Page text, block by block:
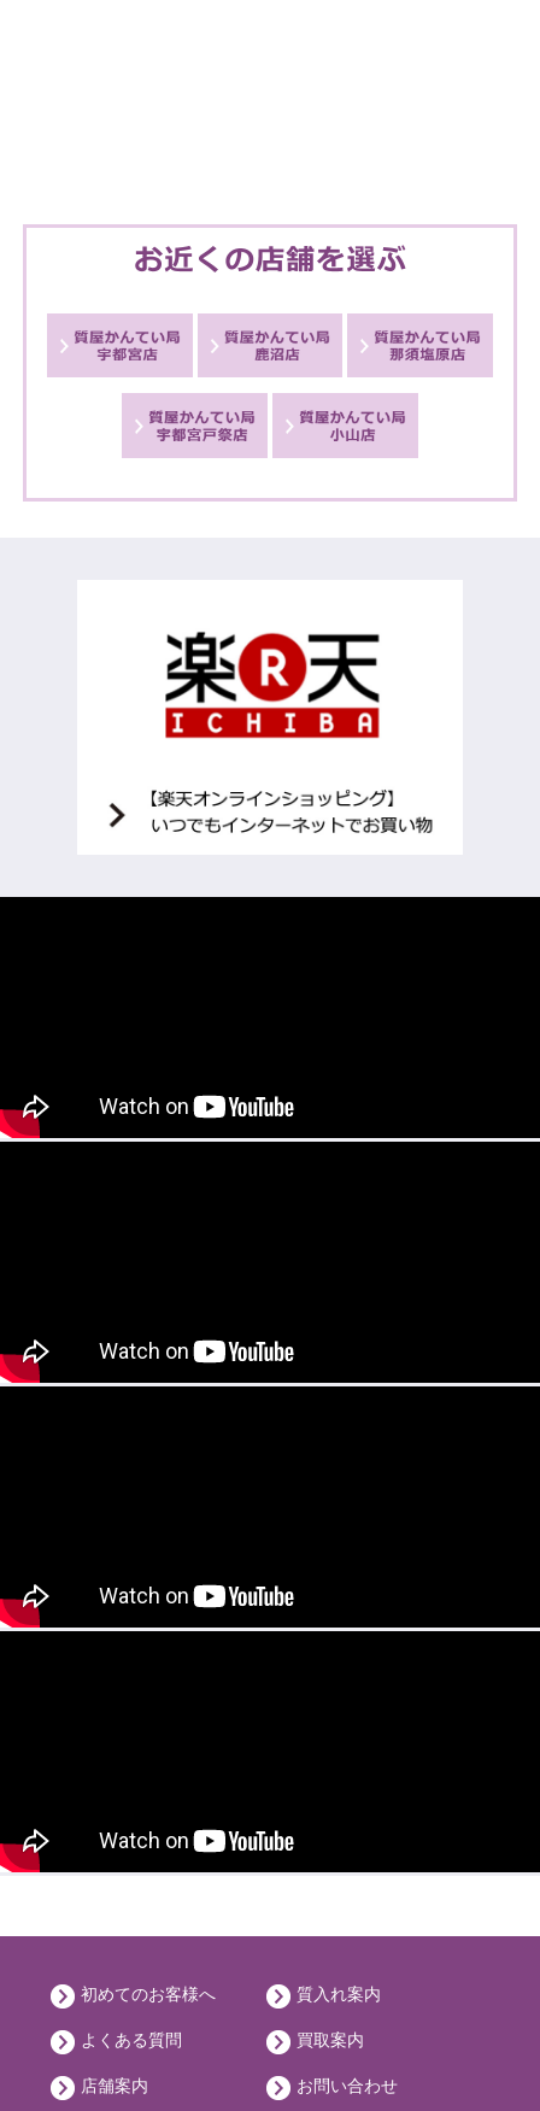
初めてのお客様へ 質入れ案内
よくある質問 買取案内
店舗案内 お問い合わせ